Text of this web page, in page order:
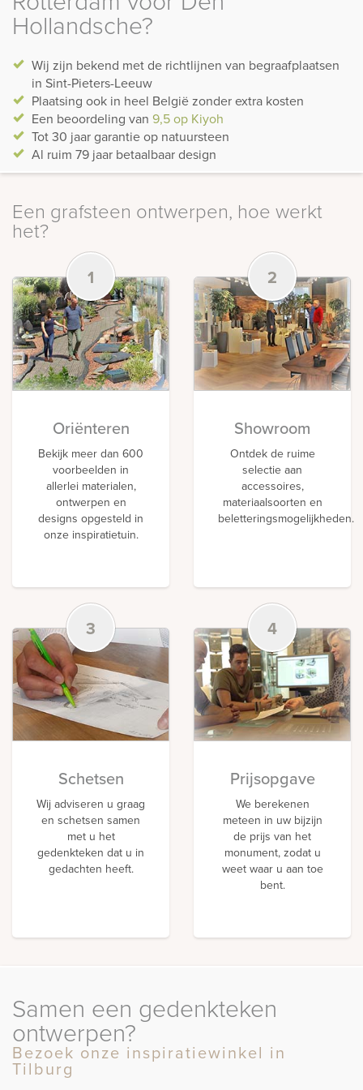
Hollandsche?
Wij zijn bekend met de richtlijnen van begraafplaatsen
in Sint-Pieters-Leeuw
Plaatsing ook in heel België zonder extra kosten
Een beoordeling van 9,5 op Kiyoh
Tot 30 jaar garantie op natuursteen
Al ruim 79 jaar betaalbaar design
Een grafsteen ontwerpen, hoe werkt
het?
1
Oriënteren
Bekijk meer dan 600
voorbeelden in
allerlei materialen,
ontwerpen en
designs opgesteld in
onze inspiratietuin.
2
Showroom
Ontdek de ruime
selectie aan
accessoires,
materiaalsoorten en
beletteringsmogelijkheden.
3
Schetsen
Wij adviseren u graag
en schetsen samen
met u het
gedenkteken dat u in
gedachten heeft.
4
Prijsopgave
We berekenen
meteen in uw bijzijn
de prijs van het
monument, zodat u
weet waar u aan toe
bent.
Samen een gedenkteken
ontwerpen?
Bezoek onze inspiratiewinkel in
Tilburg